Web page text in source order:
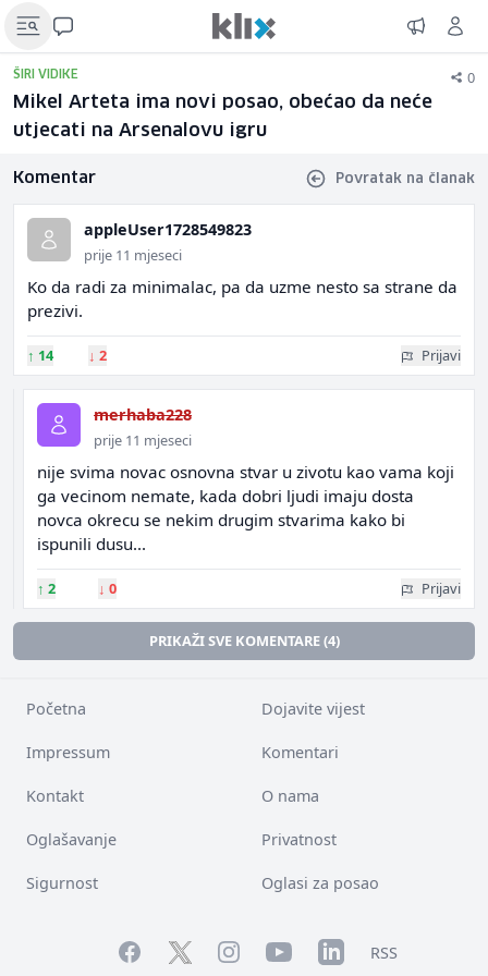
ŠIRI VIDIKE 0
Mikel Arteta ima novi posao, obećao da neće
utjecati na Arsenalovu igru
Komentar Povratak na članak
appleUser1728549823
prije 11 mjeseci
Ko da radi za minimalac, pa da uzme nesto sa strane da
prezivi.
↑ 14 ↓ 2 Prijavi
merhaba228
prije 11 mjeseci
nije svima novac osnovna stvar u zivotu kao vama koji
ga vecinom nemate, kada dobri ljudi imaju dosta
novca okrecu se nekim drugim stvarima kako bi
ispunili dusu...
↑ 2 ↓ 0 Prijavi
PRIKAŽI SVE KOMENTARE (4)
Početna Dojavite vijest
Impressum Komentari
Kontakt O nama
Oglašavanje Privatnost
Sigurnost Oglasi za posao
FacebookTwitterInstagramYouTubeLinkedInRSS